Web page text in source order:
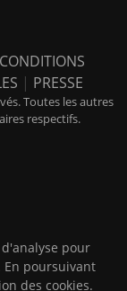
CONDITIONS
| PRESSE
Toutes les autres
respectifs.
pour
poursuivant
des cookies.